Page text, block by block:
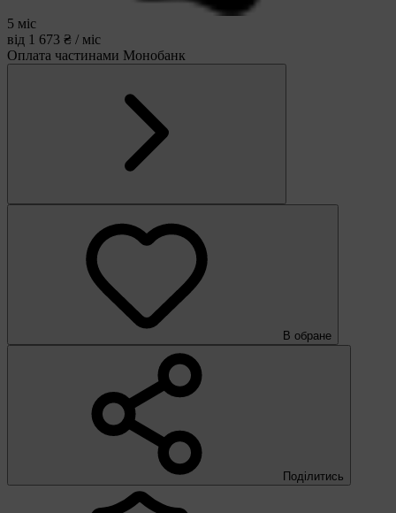
5 міс
від 1 673 ₴ / міс
Оплата частинами Монобанк
В обране
Поділитись